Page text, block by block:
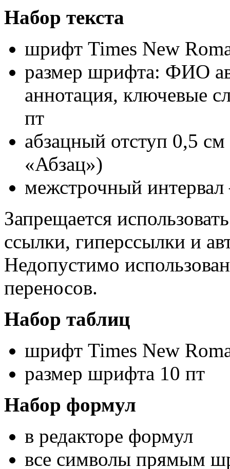
Набор текста
шрифт Times New
размер шрифта: ФИО
аннотация, ключевые
пт
абзацный отступ 0,5 см
«Абзац»)
межстрочный
Запрещается
ссылки, гиперссылки и
Недопустимо
переносов.
Набор таблиц
шрифт Times New
размер шрифта 10 пт
Набор формул
в редакторе формул
все символы прямым